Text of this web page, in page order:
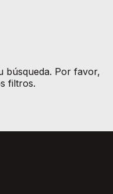
búsqueda. Por favor,
filtros.